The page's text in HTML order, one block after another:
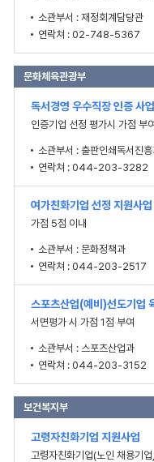
소관부서 : 재정회계담당관
연락쳐 : 02-748-5367
문화체육관광부
독서경영 우수직장 인증 사업
인증기업 선정 평가시 가점 부
소관부서 : 출판인쇄독서진
연락쳐 : 044-203-3282
여가친화기업 선정 지원사업
가점 5점 이내
소관부서 : 문화정책과
연락쳐 : 044-203-2517
스포츠산업(예비)선도기업
서면평가 시 가점 1점 부여
소관부서 : 스포츠산업과
연락쳐 : 044-203-3152
보건복지부
고령자친화기업 지원사업
고령자친화기업(노인 채용기